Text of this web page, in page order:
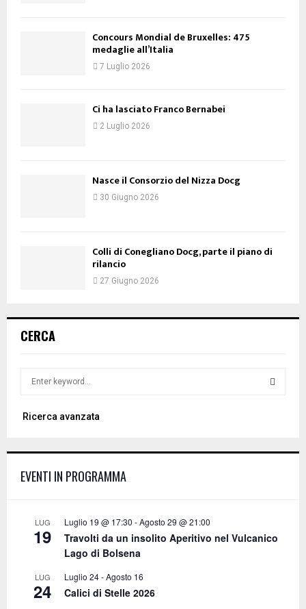
Concours Mondial de Bruxelles: 475
medaglie all’Italia
7 Luglio 2026
Ci ha lasciato Franco Bernabei
2 Luglio 2026
Nasce il Consorzio del Nizza Docg
30 Giugno 2026
Colli di Conegliano Docg, parte il piano di
rilancio
27 Giugno 2026
CERCA
r
o
Ricerca avanzata
EVENTI IN PROGRAMMA
LUG
19
Luglio 19 @ 17:30 -Agosto 29 @ 21:00
Travolti da un insolito Aperitivo nel Vulcanico
Lago di Bolsena
LUG
24
Luglio 24-Agosto 16
Calici di Stelle 2026